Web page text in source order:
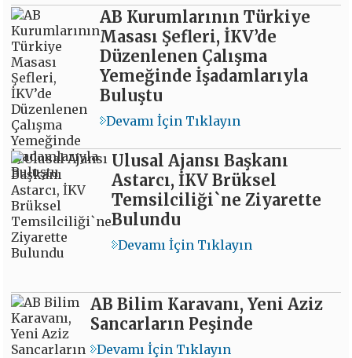
AB Kurumlarının Türkiye
Masası Şefleri, İKV’de
Düzenlenen Çalışma
Yemeğinde İşadamlarıyla
Buluştu
Devamı İçin Tıklayın
Ulusal Ajansı Başkanı
Astarcı, İKV Brüksel
Temsilciliği`ne Ziyarette
Bulundu
Devamı İçin Tıklayın
AB Bilim Karavanı, Yeni Aziz
Sancarların Peşinde
Devamı İçin Tıklayın